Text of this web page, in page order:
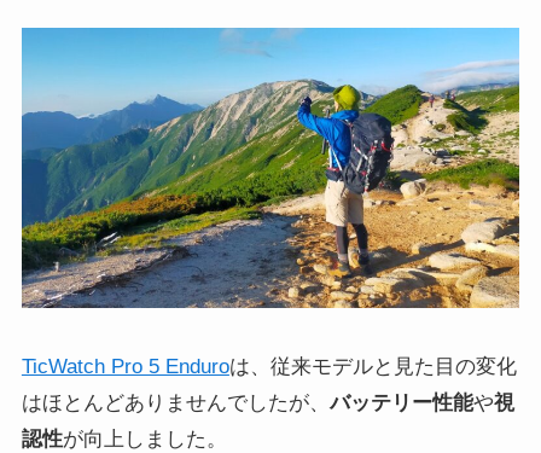
TicWatch Pro 5 Enduroは、従来モデルと見た目の変化
はほとんどありませんでしたが、バッテリー性能や視
認性が向上しました。